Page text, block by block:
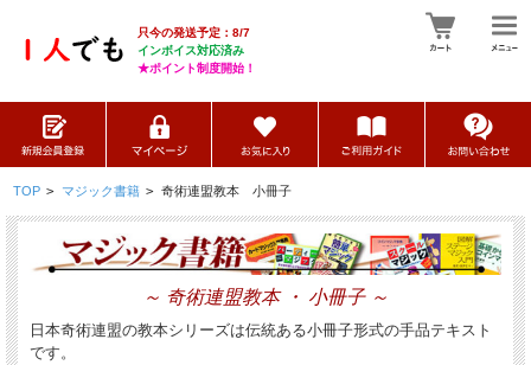
只今の発送予定：8/7
インボイス対応済み
★ポイント制度開始！
TOP > マジック書籍 > 奇術連盟教本 小冊子
～ 奇術連盟教本 ・ 小冊子 ～
日本奇術連盟の教本シリーズは伝統ある小冊子形式の手品テキスト
です。